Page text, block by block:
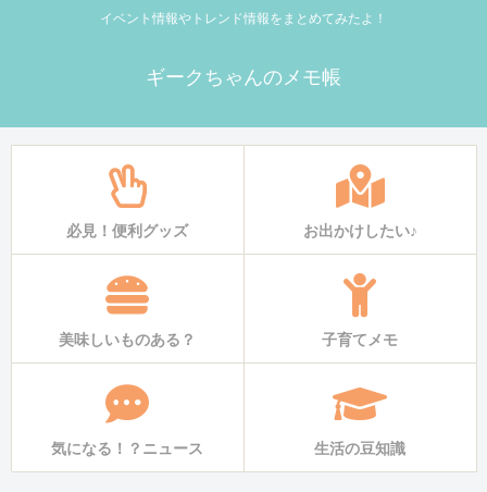
イベント情報やトレンド情報をまとめてみたよ！
ギークちゃんのメモ帳
必見！便利グッズ お出かけしたい♪
美味しいものある？ 子育てメモ
気になる！？ニュース 生活の豆知識